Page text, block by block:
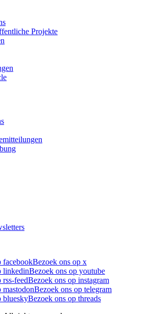
Projekte
facebookBezoek ons op x
linkedinBezoek ons op youtube
rss-feedBezoek ons op instagram
mastodonBezoek ons op telegram
blueskyBezoek ons op threads